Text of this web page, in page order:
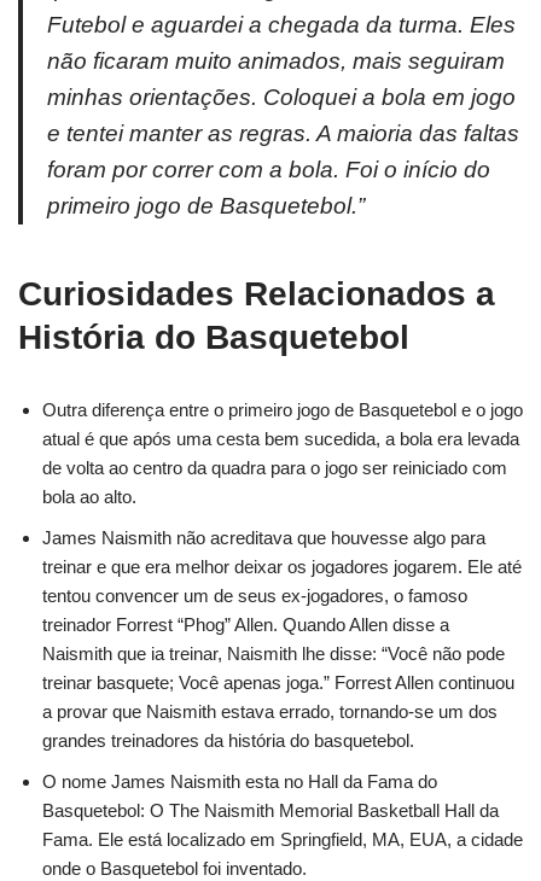
Futebol e aguardei a chegada da turma. Eles
não ficaram muito animados, mais seguiram
minhas orientações. Coloquei a bola em jogo
e tentei manter as regras. A maioria das faltas
foram por correr com a bola. Foi o início do
primeiro jogo de Basquetebol.”
Curiosidades Relacionados a
História do Basquetebol
Outra diferença entre o primeiro jogo de Basquetebol e o jogo
atual é que após uma cesta bem sucedida, a bola era levada
de volta ao centro da quadra para o jogo ser reiniciado com
bola ao alto.
James Naismith não acreditava que houvesse algo para
treinar e que era melhor deixar os jogadores jogarem. Ele até
tentou convencer um de seus ex-jogadores, o famoso
treinador Forrest “Phog” Allen. Quando Allen disse a
Naismith que ia treinar, Naismith lhe disse: “Você não pode
treinar basquete; Você apenas joga.” Forrest Allen continuou
a provar que Naismith estava errado, tornando-se um dos
grandes treinadores da história do basquetebol.
O nome James Naismith esta no Hall da Fama do
Basquetebol: O The Naismith Memorial Basketball Hall da
Fama. Ele está localizado em Springfield, MA, EUA, a cidade
onde o Basquetebol foi inventado.